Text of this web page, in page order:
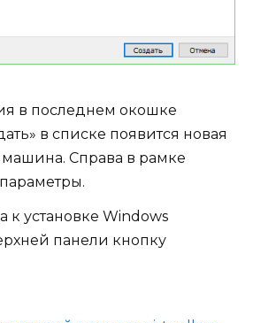
в последнем окошке
в списке появится новая
машина. Справа в рамке
к установке Windows
панели кнопку